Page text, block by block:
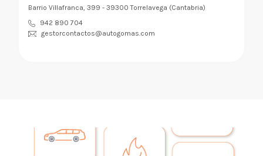
Barrio Villafranca, 399 - 39300 Torrelavega (Cantabria)
942 890 704
gestorcontactos@autogomas.com